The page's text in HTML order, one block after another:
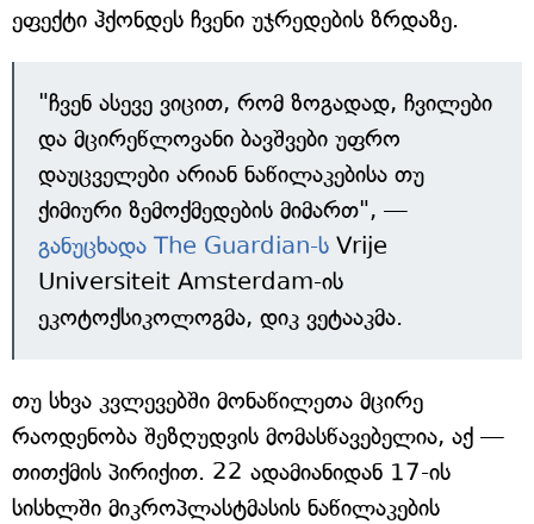
ეფექტი ჰქონდეს ჩვენი უჯრედების ზრდაზე.
"ჩვენ ასევე ვიცით, რომ ზოგადად, ჩვილები
და მცირეწლოვანი ბავშვები უფრო
დაუცველები არიან ნაწილაკებისა თუ
ქიმიური ზემოქმედების მიმართ", —
განუცხადა The Guardian-ს Vrije
Universiteit Amsterdam-ის
ეკოტოქსიკოლოგმა, დიკ ვეტააკმა.
თუ სხვა კვლევებში მონაწილეთა მცირე
რაოდენობა შეზღუდვის მომასწავებელია, აქ —
თითქმის პირიქით. 22 ადამიანიდან 17-ის
სისხლში მიკროპლასტმასის ნაწილაკების